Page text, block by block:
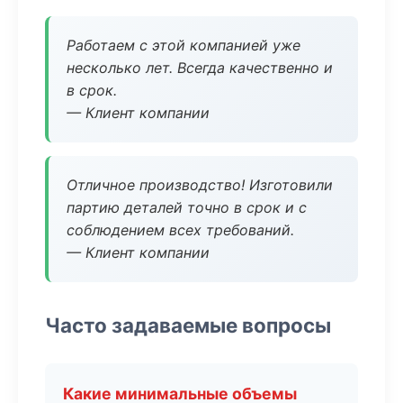
Работаем с этой компанией уже
несколько лет. Всегда качественно и
в срок.
— Клиент компании
Отличное производство! Изготовили
партию деталей точно в срок и с
соблюдением всех требований.
— Клиент компании
Часто задаваемые вопросы
Какие минимальные объемы